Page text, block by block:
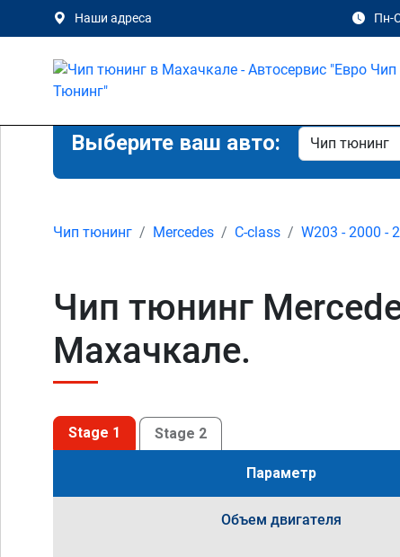
Наши адреса Пн-
Выберите ваш авто:
Чип тюнинг Mercedes C-class W203 - 2000 -
Чип тюнинг
Махачкале.
Stage 1 Stage 2
Параметр
Объем двигателя